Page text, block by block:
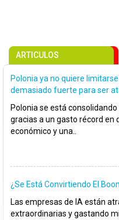
ARTICULOS
Polonia ya no quiere
demasiado fuerte para ser
Polonia se está
gracias a un gasto récord en
económico y una..
¿Se Está Convirtiendo El
Las empresas de IA están
extraordinarias y gastando